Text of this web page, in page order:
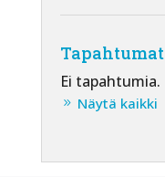
Tapahtumat
Ei tapahtumia.
Näytä kaikki